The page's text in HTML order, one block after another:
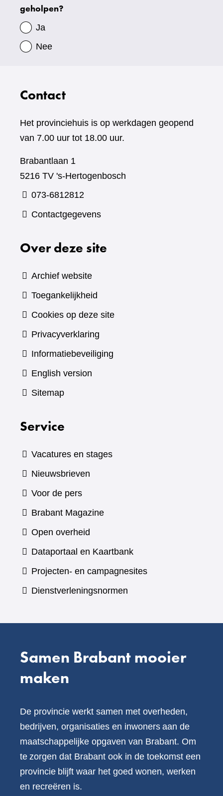
gegevens
geholpen?
Ja
Nee
Contact
Het provinciehuis is op werkdagen geopend
van 7.00 uur tot 18.00 uur.
Brabantlaan 1
5216 TV 's-Hertogenbosch
073-6812812
Contactgegevens
Over deze site
Archief website
Toegankelijkheid
Cookies op deze site
Privacyverklaring
Informatiebeveiliging
English version
Sitemap
Service
Vacatures en stages
Nieuwsbrieven
Voor de pers
Brabant Magazine(verwijst
andere
website)
Open overheid
Dataportaal en Kaartbank(verwijst
naar
Projecten- en campagnesites
Dienstverleningsnormen
Samen Brabant mooier
maken
De provincie werkt samen met overheden,
bedrijven, organisaties en inwoners aan de
maatschappelijke opgaven van Brabant. Om
te zorgen dat Brabant ook in de toekomst een
provincie blijft waar het goed wonen, werken
en recreëren is.